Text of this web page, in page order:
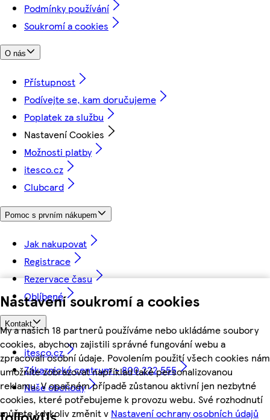
Nastavení soukromí a cookies
My a našich 18 partnerů používáme nebo ukládáme soubory
cookies, abychom zajistili správné fungování webu a
zpracovali osobní údaje. Povolením použití všech cookies nám
umožníte zobrazovat například také personalizovanou
reklamu. V opačném případě zůstanou aktivní jen nezbytné
cookies, které potřebujeme k provozu webu. Své rozhodnutí
můžete kdykoliv změnit v Nastavení ochrany osobních údajů
Podmínky používání
Soukromí a cookies
O nás
Přístupnost
Podívejte se, kam doručujeme
Poplatek za službu
Nastavení Cookies
Možnosti platby
itesco.cz
Clubcard
Pomoc s prvním nákupem
Jak nakupovat
Registrace
Rezervace času
Oblíbené
Kontakt
itesco.cz
Zákaznické centrum - 800 222 555
Naše obchody